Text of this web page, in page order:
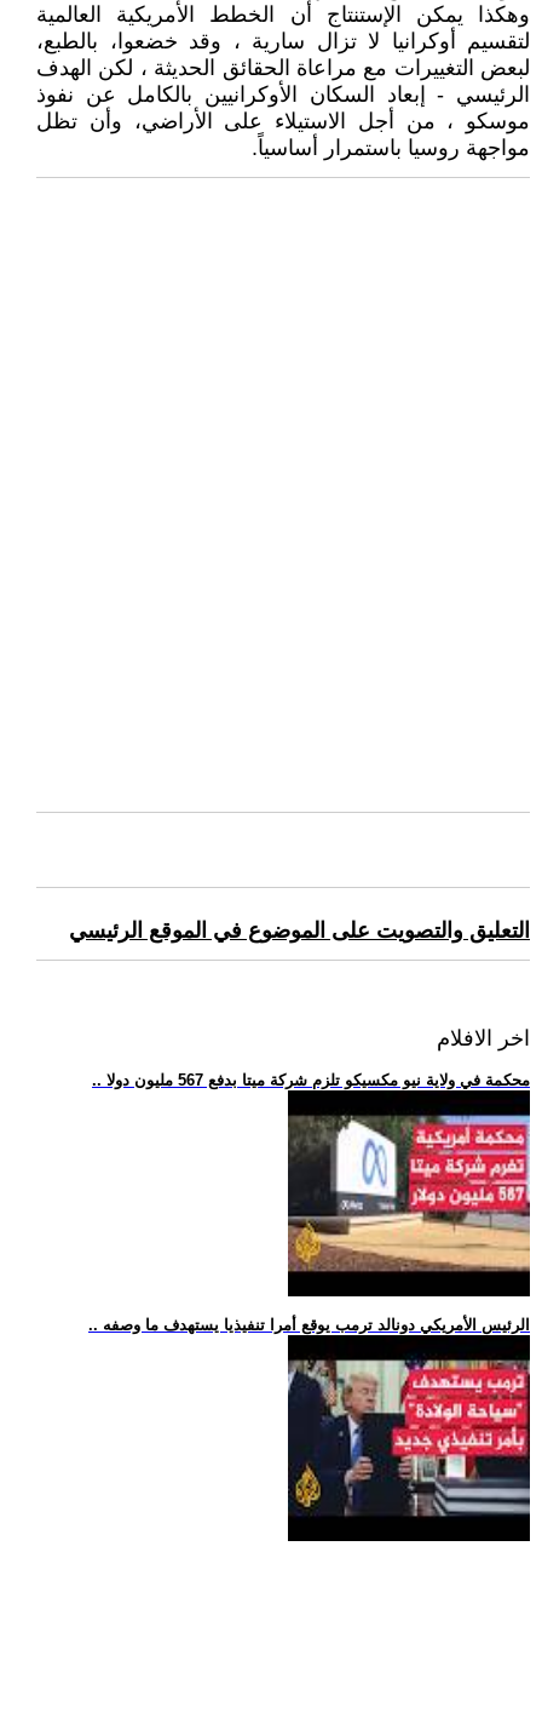
وهكذا يمكن الإستنتاج أن الخطط الأمريكية العالمية
لتقسيم أوكرانيا لا تزال سارية ، وقد خضعوا، بالطبع،
لبعض التغييرات مع مراعاة الحقائق الحديثة ، لكن الهدف
الرئيسي - إبعاد السكان الأوكرانيين بالكامل عن نفوذ
موسكو ، من أجل الاستيلاء على الأراضي، وأن تظل
مواجهة روسيا باستمرار أساسياً.
التعليق والتصويت على الموضوع في الموقع الرئيسي
اخر الافلام
.. محكمة في ولاية نيو مكسيكو تلزم شركة ميتا بدفع 567 مليون دولا
.. الرئيس الأمريكي دونالد ترمب يوقع أمرا تنفيذيا يستهدف ما وصفه